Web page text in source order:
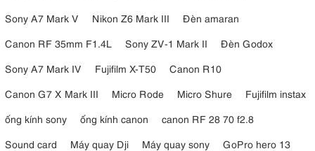
Sony A7 Mark V
Nikon Z6 Mark III
Đèn amaran
Canon RF 35mm F1.4L
Sony ZV-1 Mark II
Đèn Godox
Sony A7 Mark IV
Fujifilm X-T50
Canon R10
Canon G7 X Mark III
Micro Rode Micro Shure
Fujifilm instax
ống kính sony
ống kính canon
canon RF 28 70 f2.8
Sound card
Máy quay Dji Máy quay sony
GoPro hero 13